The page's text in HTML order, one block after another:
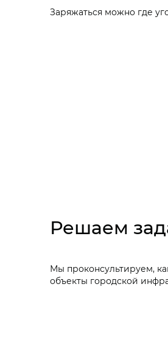
Заряжаться можно где
Решаем
Мы проконсультируем,
объекты городской